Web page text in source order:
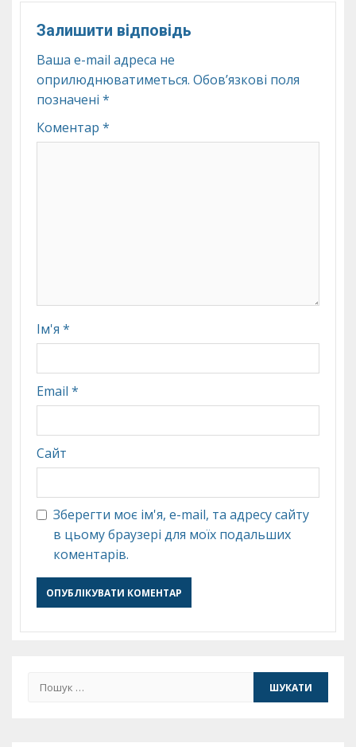
Залишити відповідь
Ваша e-mail адреса не
оприлюднюватиметься. Обов’язкові поля
позначені *
Коментар *
Ім'я *
Email *
Сайт
Зберегти моє ім'я, e-mail, та адресу сайту
в цьому браузері для моїх подальших
коментарів.
Пошук: